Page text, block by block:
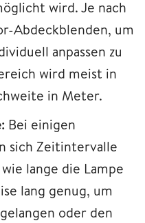
wird. Je nach
Abdeckblenden, um
anpassen zu
wird meist in
in Meter.
Bei einigen
sich Zeitintervalle
lange die Lampe
lang genug, um
oder den